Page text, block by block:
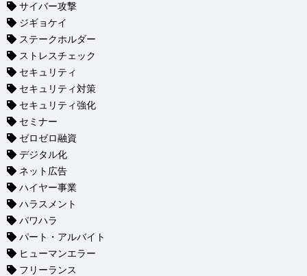
サイバー攻撃
ジギョケイ
ステークホルダー
ストレスチェック
セキュリティ
セキュリティ対策
セキュリティ強化
セミナー
ゼロゼロ融資
デジタル化
ネット広告
ハイヤー事業
ハラスメント
パワハラ
パート・アルバイト
ヒューマンエラー
フリーランス